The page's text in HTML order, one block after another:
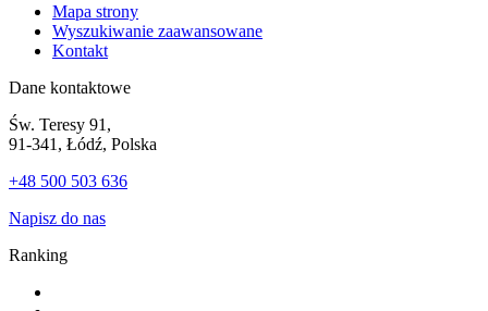
Mapa strony
Wyszukiwanie zaawansowane
Kontakt
Dane kontaktowe
Św. Teresy 91,
91-341, Łódź, Polska
+48 500 503 636
Napisz do nas
Ranking